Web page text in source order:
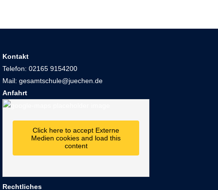
Kontakt
Telefon: 02165 9154200
Mail: gesamtschule@juechen.de
Anfahrt
Click here to accept Externe
Medien cookies and load this
content
Rechtliches